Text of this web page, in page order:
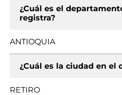
¿Cuál es el
registra?
ANTIOQUIA
¿Cuál es la ciudad en el
RETIRO